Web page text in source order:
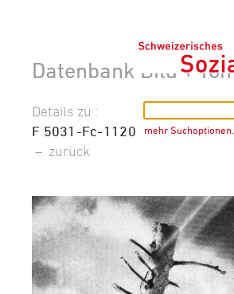
Datenbank Bild + Ton
mehr Suchoptionen…
Details zu :
F 5031-Fc-1120
– zurück